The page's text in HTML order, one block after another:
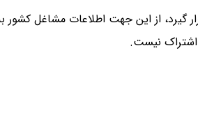
اطلاعات مشاغل کشور به‌صورت مداوم و هر ۳
اشتراک نیست.